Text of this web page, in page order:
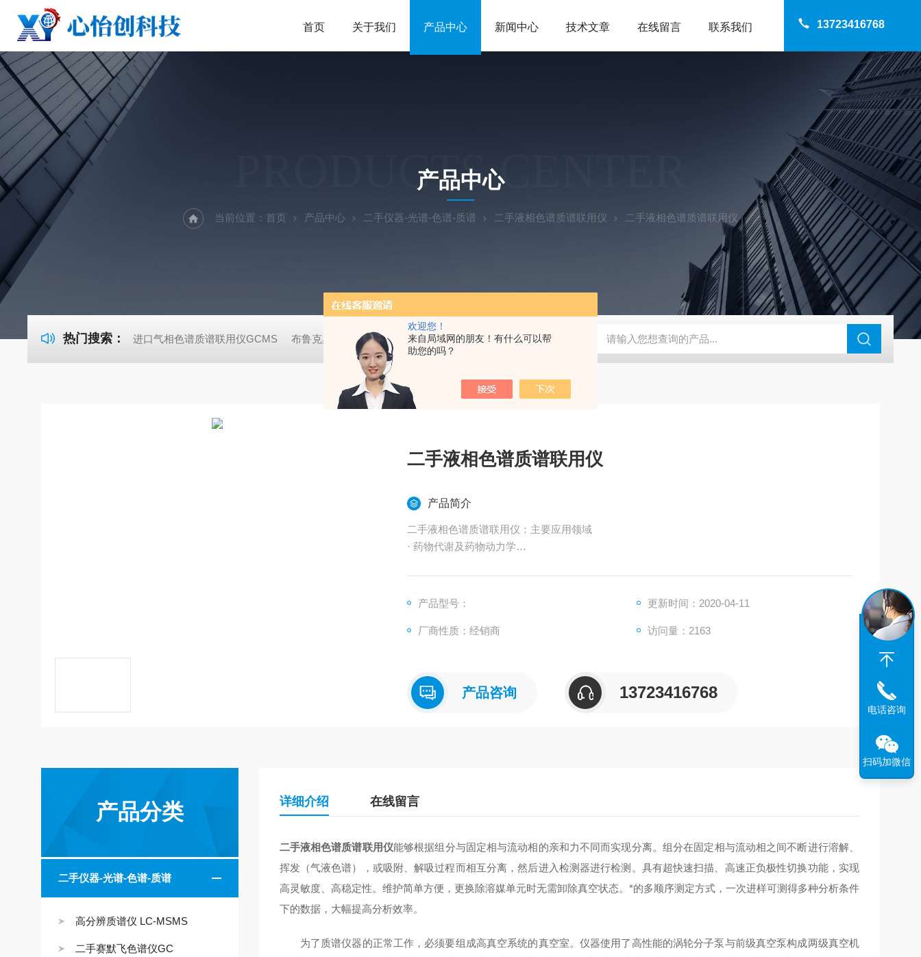
欢迎您！
来自局域网的朋友！有什么可以帮
助您的吗？
13723416768
首页 关于我们 产品中心 新闻中心 技术文章 在线留言 联系我们
PRODUCTS CENTER
产品中心
当前位置： 首页 产品中心 二手仪器-光谱-色谱-质谱 二手液相色谱质谱联用仪 二手液相色谱质谱联用仪
热门搜索： 进口气相色谱质谱联用仪GCMS 布鲁克桌面型XRD衍射仪 岛津进口紫外分光光度计 蔡司MERLIN系列场发射扫描电镜 瑞士万通水分仪 布鲁克SkyScan2211高分
二手液相色谱质谱联用仪
产品简介
二手液相色谱质谱联用仪：主要应用领域
· 药物代谢及药物动力学
· 残留分析、毒物分析、环境分析，化妆品，环保、食品、自来水、卫生防疫等行业。
· 蛋白与肽类的鉴定
产品型号： 更新时间：2020-04-11
厂商性质：经销商 访问量：2163
产品咨询 13723416768
产品分类
二手仪器-光谱-色谱-质谱
高分辨质谱仪 LC-MSMS
二手赛默飞色谱仪GC
详细介绍 在线留言
二手液相色谱质谱联用仪能够根据组分与固定相与流动相的亲和力不同而实现分离。组分在固定相与流动相之间不断进行溶解、
挥发（气液色谱），或吸附、解吸过程而相互分离，然后进入检测器进行检测。具有超快速扫描、高速正负极性切换功能，实现
高灵敏度、高稳定性。维护简单方便，更换除溶媒单元时无需卸除真空状态。*的多顺序测定方式，一次进样可测得多种分析条件
下的数据，大幅提高分析效率。
为了质谱仪器的正常工作，必须要组成高真空系统的真空室。仪器使用了高性能的涡轮分子泵与前级真空泵构成两级真空机
电话咨询
扫码加微信